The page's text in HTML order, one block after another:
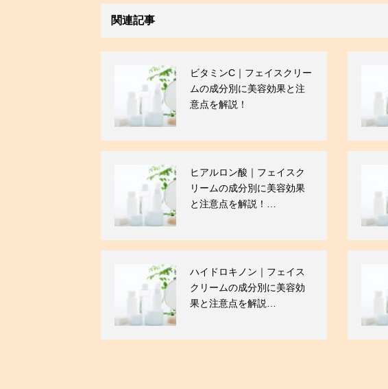
関連記事
ビタミンC｜フェイスクリー
ムの成分別に美容効果と注
意点を解説！
ヒアルロン酸｜フェイスク
リームの成分別に美容効果
と注意点を解説！…
ハイドロキノン｜フェイス
クリームの成分別に美容効
果と注意点を解説…